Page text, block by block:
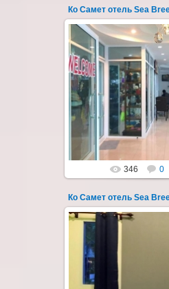
Экскурсия на остров
ночевкой в отеле "Sea
Пхай -
Запове...
Thai-
346 0
Экскурсия на остров
ночевкой в отеле "Sea
Пхай -